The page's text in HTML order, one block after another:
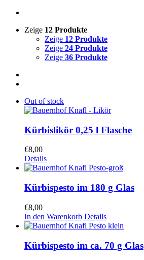
Zeige 12 Produkte
Zeige 12 Produkte
Zeige 24 Produkte
Zeige 36 Produkte
Out of stock
Kürbislikör 0,25 l Flasche
€8,00
Details
Kürbispesto im 180 g Glas
€8,00
In den Warenkorb Details
Kürbispesto im ca. 70 g Glas